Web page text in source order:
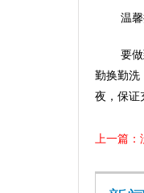
温
要
勤换勤洗
夜，保证
上一篇：